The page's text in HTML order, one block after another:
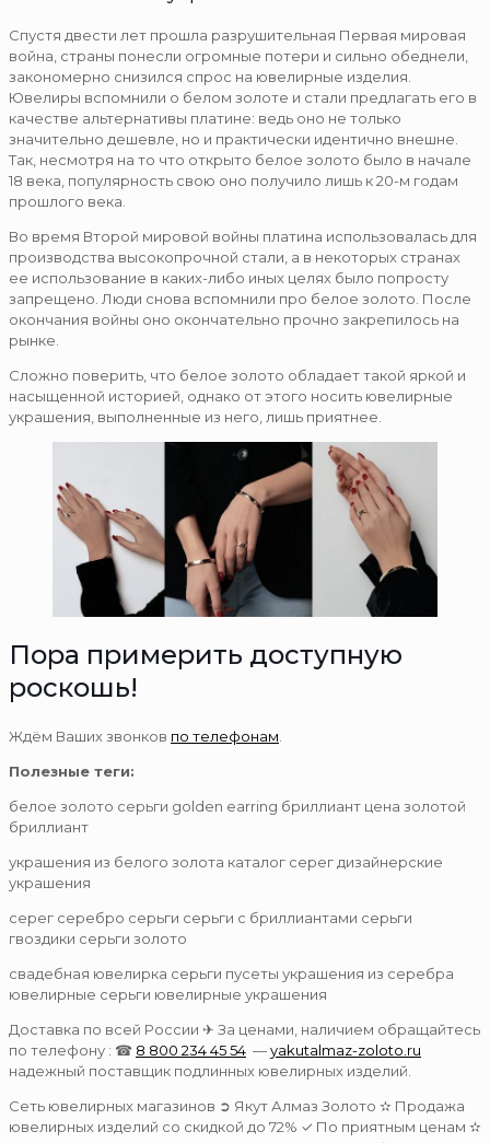
Спустя двести лет прошла разрушительная Первая мировая
война, страны понесли огромные потери и сильно обеднели,
закономерно снизился спрос на ювелирные изделия.
Ювелиры вспомнили о белом золоте и стали предлагать его в
качестве альтернативы платине: ведь оно не только
значительно дешевле, но и практически идентично внешне.
Так, несмотря на то что открыто белое золото было в начале
18 века, популярность свою оно получило лишь к 20-м годам
прошлого века.
Во время Второй мировой войны платина использовалась для
производства высокопрочной стали, а в некоторых странах
ее использование в каких-либо иных целях было попросту
запрещено. Люди снова вспомнили про белое золото. После
окончания войны оно окончательно прочно закрепилось на
рынке.
Сложно поверить, что белое золото обладает такой яркой и
насыщенной историей, однако от этого носить ювелирные
украшения, выполненные из него, лишь приятнее.
Пора примерить доступную
роскошь!
Ждём Ваших звонков по телефонам
Полезные теги:
белое золото серьги golden earring бриллиант цена золотой
бриллиант
украшения из белого золота каталог серег дизайнерские
украшения
серег серебро серьги серьги с бриллиантами серьги
гвоздики серьги золото
свадебная ювелирка серьги пусеты украшения из серебра
ювелирные серьги ювелирные украшения
Доставка по всей России ✈ За ценами, наличием обращайтесь
по телефону : ☎ 8 800 234 45 54 —yakutalmaz-zoloto.ru
надежный поставщик подлинных ювелирных изделий.
Сеть ювелирных магазинов ➲ Якут Алмаз Золото ✫ Продажа
ювелирных изделий со скидкой до 72% ✓ По приятным ценам ✫